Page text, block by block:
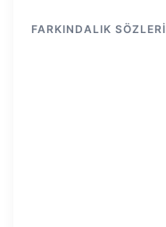
FARKINDALIK SÖZLERI